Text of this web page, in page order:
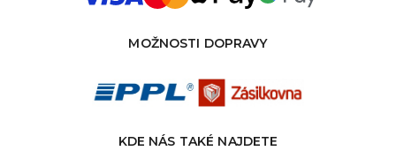
MOŽNOSTI DOPRAVY
KDE NÁS TAKÉ NAJDETE